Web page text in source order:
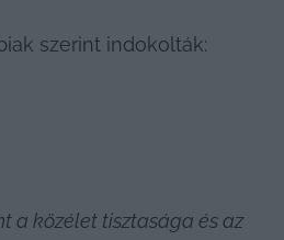
szerint indokolták:
a közélet tisztasága és az